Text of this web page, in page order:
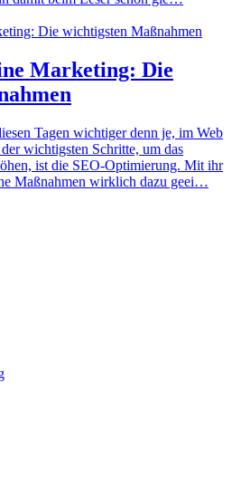
Marketing: Die
Tagen wichtiger denn je, im Web
wichtigsten Schritte, um das
ist die SEO-Optimierung. Mit ihr
Maßnahmen wirklich dazu geei…